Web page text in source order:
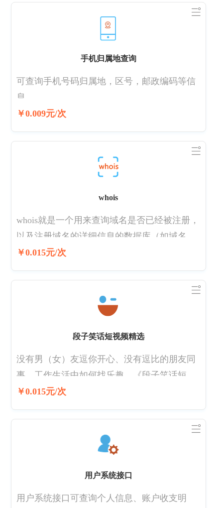
手机归属地查询
可查询手机号码归属地，区号，邮政编码等信
息。
￥0.009元/次
whois
whois就是一个用来查询域名是否已经被注册，
以及注册域名的详细信息的数据库（如域名所
有人、域名注册商、域名注册日期和过期日期
等），即通过whois来实现对域名信息的查询。
￥0.015元/次
段子笑话短视频精选
没有男（女）友逗你开心、没有逗比的朋友同
事，工作生活中如何找乐趣，《段子笑话短视
频精选》可以满足你。每天为你推荐各种搞笑
资讯、短视频，自己给自己的生活添一点颜色
￥0.015元/次
用户系统接口
用户系统接口可查询个人信息、账户收支明